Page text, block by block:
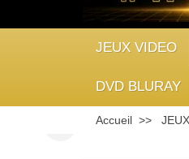
JEUX VIDEO
DVD BLURAY
Accueil